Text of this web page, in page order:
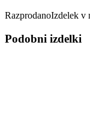
RazprodanoIzdelek v
Podobni izdelki